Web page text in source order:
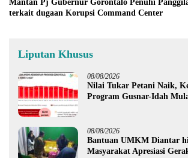
Mantan Pj Gubernur Gorontalo Penuhi
terkait dugaan Korupsi Command Center
Liputan Khusus
08/08/2026
Nilai Tukar Petani Naik,
Program Gusnar-Idah
08/08/2026
Bantuan UMKM Diantar
Masyarakat Apresiasi